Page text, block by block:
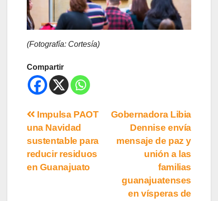
(Fotografía: Cortesía)
Compartir
Gobernadora Libia
Dennise envía
mensaje de paz y
unión a las
familias
guanajuatenses
en vísperas de
Impulsa PAOT
una Navidad
sustentable para
reducir residuos
en Guanajuato